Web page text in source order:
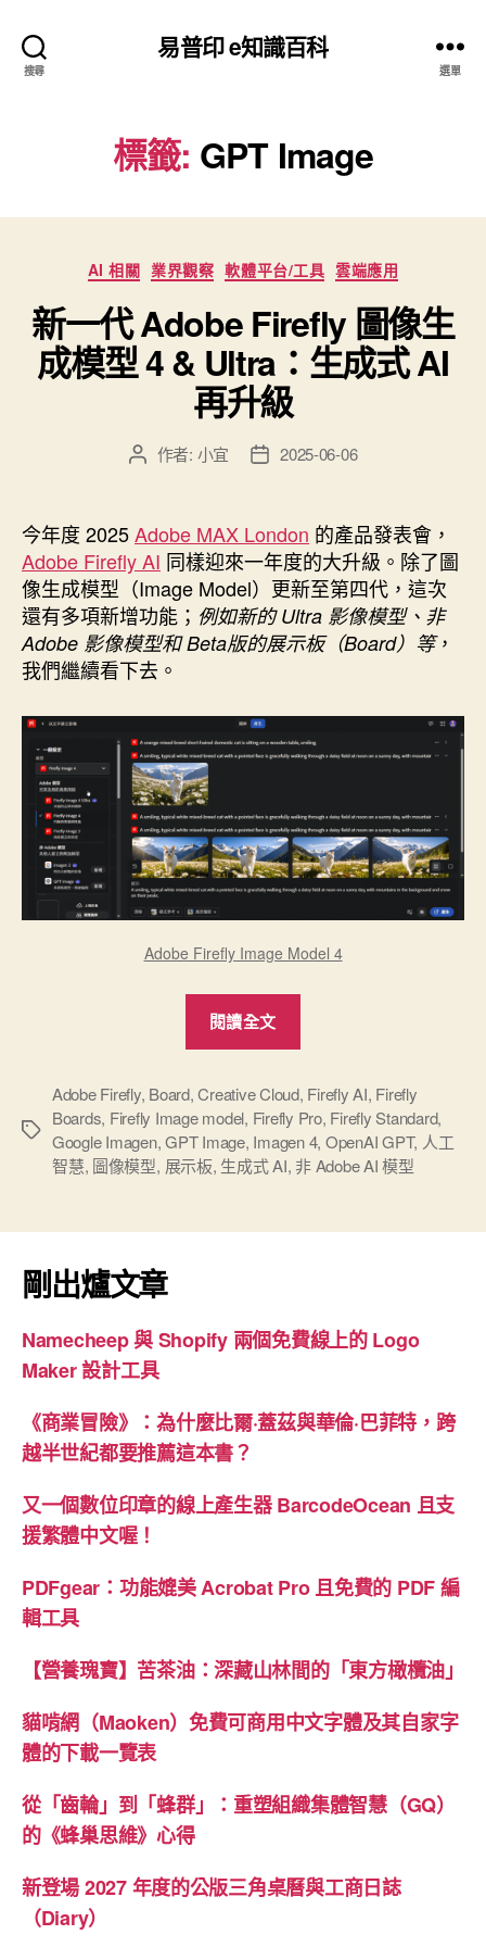
搜尋
易普印 e知識百科
選單
標籤: GPT Image
分
類
AI 相關 業界觀察 軟體平台/工具 雲端應用
新一代 Adobe Firefly 圖像生
成模型 4 & Ultra：生成式 AI
再升級
文
者
作者: 小宜
文
佈
日
期
2025-06-06
今年度 2025Adobe MAX London 的產品發表會，
Adobe Firefly AI 同樣迎來一年度的大升級。除了圖
像生成模型（Image Model）更新至第四代，這次
還有多項新增功能； 例如新的 Ultra 影像模型、非
Adobe 影像模型和 Beta版的展示板（Board）等，
我們繼續看下去。
Adobe Firefly Image Model 4
閱讀全文
Adobe
Firefly
圖
像
成
4
&
生
AI
級”
標
Adobe Firefly, Board,Creative Cloud, Firefly AI, Firefly
Boards, Firefly Image model, Firefly Pro, Firefly Standard,
Google Imagen,GPT Image, Imagen 4, OpenAI GPT, 人工
智慧, 圖像模型, 展示板, 生成式 AI, 非 Adob​​e AI 模型
剛出爐文章
Namecheep 與 Shopify 兩個免費線上的 Logo
Maker 設計工具
《商業冒險》：為什麼比爾·蓋茲與華倫·巴菲特，跨
越半世紀都要推薦這本書？
又一個數位印章的線上產生器 BarcodeOcean 且支
援繁體中文喔！
PDFgear：功能媲美 Acrobat Pro 且免費的 PDF 編
輯工具
【營養瑰寶】苦茶油：深藏山林間的「東方橄欖油」
貓啃網（Maoken）免費可商用中文字體及其自家字
體的下載一覽表
從「齒輪」到「蜂群」：重塑組織集體智慧（GQ）
的《蜂巢思維》心得
新登場 2027 年度的公版三角桌曆與工商日誌
（Diary）